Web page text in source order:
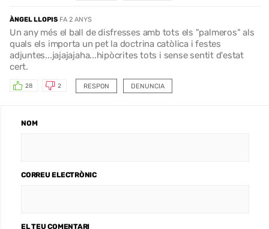
ÀNGEL LLOPIS FA 2 ANYS
Un any més el ball de disfresses amb tots els "palmeros" als
quals els importa un pet la doctrina catòlica i festes
adjuntes...jajajajaha...hipòcrites tots i sense sentit d'estat
cert.
RESPON
28 2 DENUNCIA
NOM
CORREU ELECTRÒNIC
EL TEU COMENTARI